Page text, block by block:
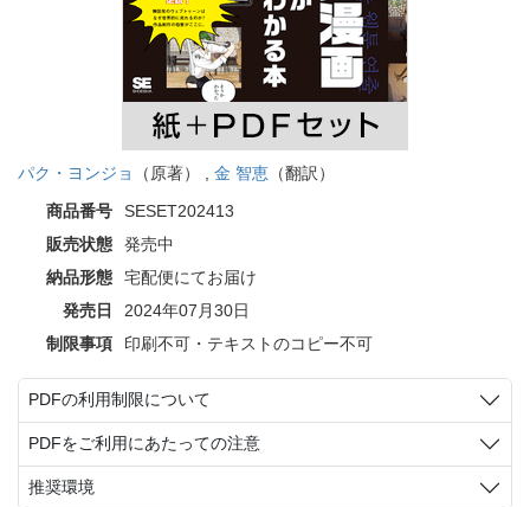
パク・ヨンジョ （原著） , 金 智恵 （翻訳）
商品番号
SESET202413
販売状態
発売中
納品形態
宅配便にてお届け
発売日
2024年07月30日
制限事項
印刷不可・テキストのコピー不可
PDFの利用制限について
PDFをご利用にあたっての注意
推奨環境